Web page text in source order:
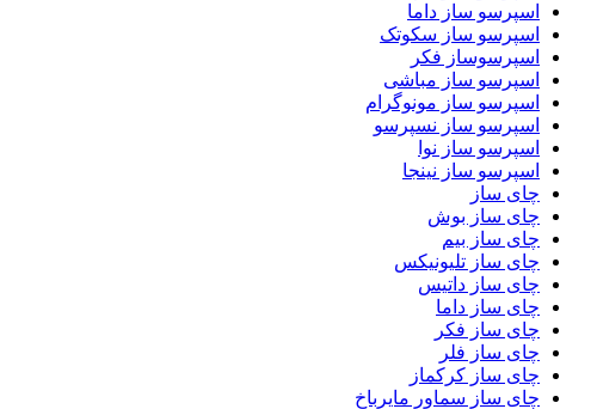
اسپرسو ساز داما
اسپرسو ساز سکوتک
اسپرسوساز فکر
اسپرسو ساز مباشی
اسپرسو ساز مونوگرام
اسپرسو ساز نسپرسو
اسپرسو ساز نوا
اسپرسو ساز نینجا
چای ساز
چای ساز بوش
چای ساز بیم
چای ساز تلیونیکس
چای ساز داتیس
چای ساز داما
چای ساز فکر
چای ساز فلر
چای ساز کرکماز
چای ساز سماور مایرباخ